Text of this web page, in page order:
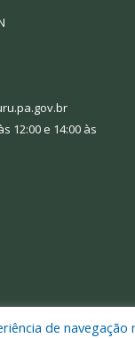
12:00 e 14:00 às
de